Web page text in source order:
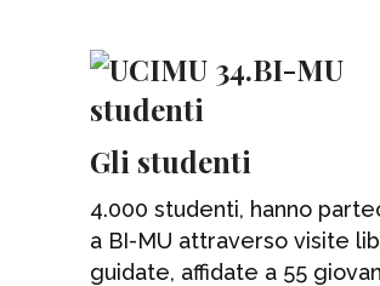
Gli studenti
4.000 studenti, hanno
a BI-MU attraverso visite
guidate, affidate a 55